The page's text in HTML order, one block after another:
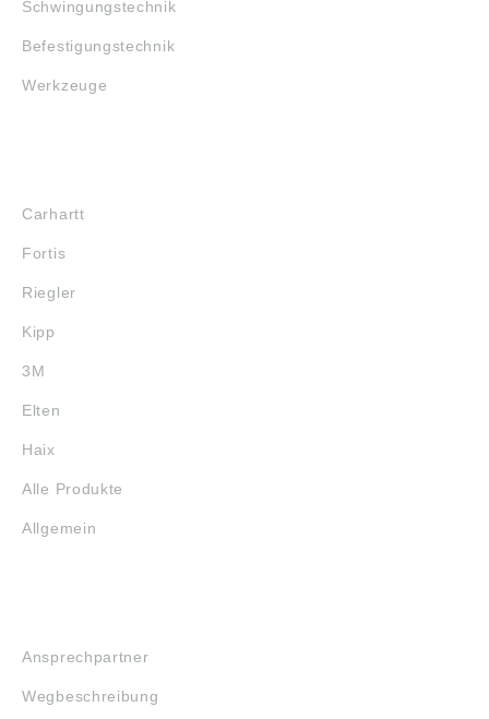
Schwingungstechnik
Befestigungstechnik
Werkzeuge
Carhartt
Fortis
Riegler
Kipp
3M
Elten
Haix
Alle Produkte
Allgemein
Ansprechpartner
Wegbeschreibung